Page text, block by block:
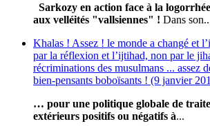
Sarkozy en action face à la
aux velléités "vallsiennes" ! Dans
Khalas ! Assez ! le monde a changé et
par la réflexion et l’ijtihad, non par le
récriminations des musulmans ... assez
bien-pensants boboïsants ! (9 janvier
… pour une politique globale de
extérieurs positifs ou négatifs à...